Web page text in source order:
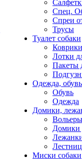
Спец.
Спреи
Трусы
Туалет собаки
Коврики
Лотки
Пакеты
Одежда, обувь
Обувь
Одежда
Домики,
Домики
Миски собаки